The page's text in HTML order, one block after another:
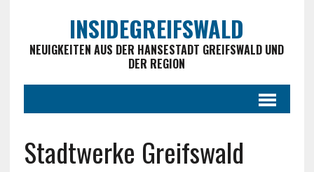
INSIDEGREIFSWALD
NEUIGKEITEN AUS DER HANSESTADT GREIFSWALD UND
DER REGION
Stadtwerke Greifswald